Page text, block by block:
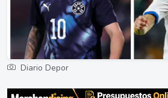
Diario Depor